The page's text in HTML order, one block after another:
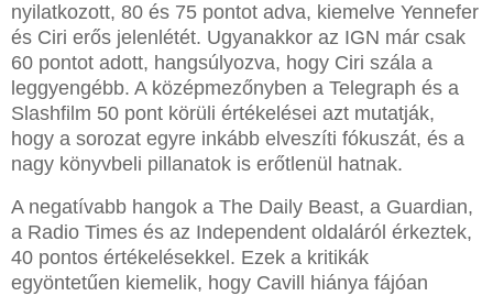
nyilatkozott, 80 és 75 pontot adva, kiemelve Yennefer
és Ciri erős jelenlétét. Ugyanakkor az IGN már csak
60 pontot adott, hangsúlyozva, hogy Ciri szála a
leggyengébb. A középmezőnyben a Telegraph és a
Slashfilm 50 pont körüli értékelései azt mutatják,
hogy a sorozat egyre inkább elveszíti fókuszát, és a
nagy könyvbeli pillanatok is erőtlenül hatnak.
A negatívabb hangok a The Daily Beast, a Guardian,
a Radio Times és az Independent oldaláról érkeztek,
40 pontos értékelésekkel. Ezek a kritikák
egyöntetűen kiemelik, hogy Cavill hiánya fájóan